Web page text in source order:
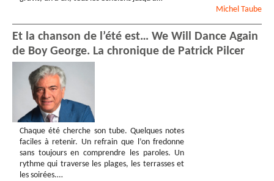
Michel Taube
Et la chanson de l’été est… We Will Dance Again
de Boy George. La chronique de Patrick Pilcer
Chaque été cherche son tube. Quelques notes
faciles à retenir. Un refrain que l’on fredonne
sans toujours en comprendre les paroles. Un
rythme qui traverse les plages, les terrasses et
les soirées.…